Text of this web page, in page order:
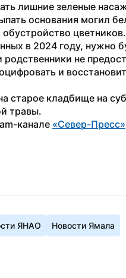
лишние зеленые
основания могил
цветников.
в 2024 году, нужно
не
и
старое кладбище на
травы.
канале «Север-Пресс»
ЯНАО Новости Ямала